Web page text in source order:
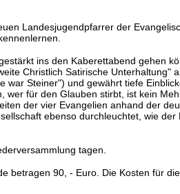
Landesjugendpfarrer der
ins den Kaberettabend gehen
Christlich Satirische Unterhaltung"
war Steiner") und gewährt tiefe
wer für den Glauben stirbt, ist kein
der vier Evangelien anhand der
ebenso durchleuchtet, wie der
tagen.
betragen 90, - Euro. Die Kosten für